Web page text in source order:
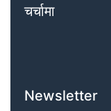
चर्चामा
Newsletter